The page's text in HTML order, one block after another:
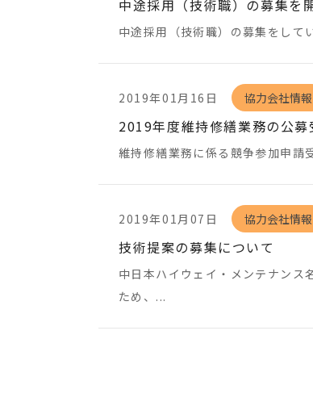
中途採用（技術職）の募集を
中途採用（技術職）の募集をし
2019年01月16日 協力会社情報
2019年度維持修繕業務の公募
維持修繕業務に係る競争参加申請
2019年01月07日 協力会社情報
技術提案の募集について
中日本ハイウェイ・メンテナンス
ため、...